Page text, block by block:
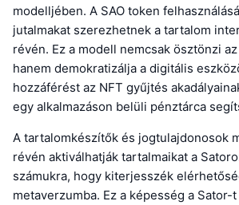
modelljében. A SAO token
jutalmakat szerezhetnek a tartalom
révén. Ez a modell nemcsak ösztönzi
hanem demokratizálja a digitális
hozzáférést az NFT gyűjtés
egy alkalmazáson belüli pénztárca
A tartalomkészítők és jogtulajdonosok
révén aktiválhatják tartalmaikat a
számukra, hogy kiterjesszék
metaverzumba. Ez a képesség a